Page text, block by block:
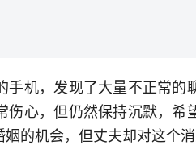
机，发现了大量不正常的
心，但仍然保持沉默，希
的机会，但丈夫却对这个消